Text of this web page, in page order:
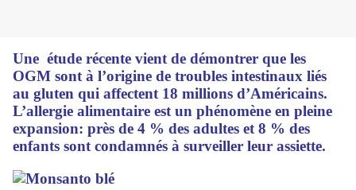
Une étude récente vient de démontrer que les
OGM sont à l’origine de troubles intestinaux liés
au gluten qui affectent 18 millions d’Américains.
L’allergie alimentaire est un phénomène en pleine
expansion: près de 4 % des adultes et 8 % des
enfants sont condamnés à surveiller leur assiette.